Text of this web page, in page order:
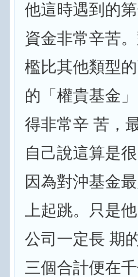
他這時遇到的
資金非常辛苦
檻比其他類型
的「權貴基金
得非常辛 苦，
自己說這算是
因為對沖基金
上起跳。只是
公司一定長 期
三個合計便在